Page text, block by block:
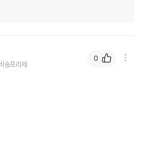
숑프리제
0